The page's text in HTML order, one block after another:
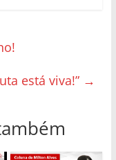
está viva!” →